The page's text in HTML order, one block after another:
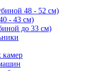
48 - 52 см)
- 43 см)
до 33 см)
камер